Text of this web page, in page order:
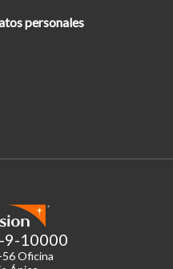
personales
10000
Oficina